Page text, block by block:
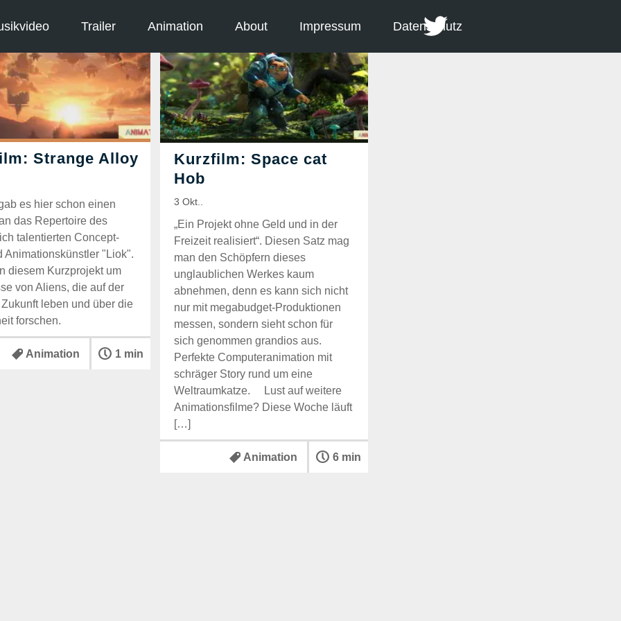
Trailer Animation About Impressum Datenschutz
es hier schon einen
das Repertoire des
talentierten Concept-
Animationskünstler "Liok".
diesem Kurzprojekt um
von Aliens, die auf der
leben und über die
forschen.
Animation 1 min
„Ein Projekt ohne Geld und in der
Freizeit realisiert“. Diesen Satz mag
man den Schöpfern dieses
unglaublichen Werkes kaum
abnehmen, denn es kann sich nicht
nur mit megabudget-Produktionen
messen, sondern sieht schon für
sich genommen grandios aus.
Perfekte Computeranimation mit
schräger Story rund um eine
Weltraumkatze. Lust auf weitere
Animationsfilme? Diese Woche läuft
[…]
Animation 6 min